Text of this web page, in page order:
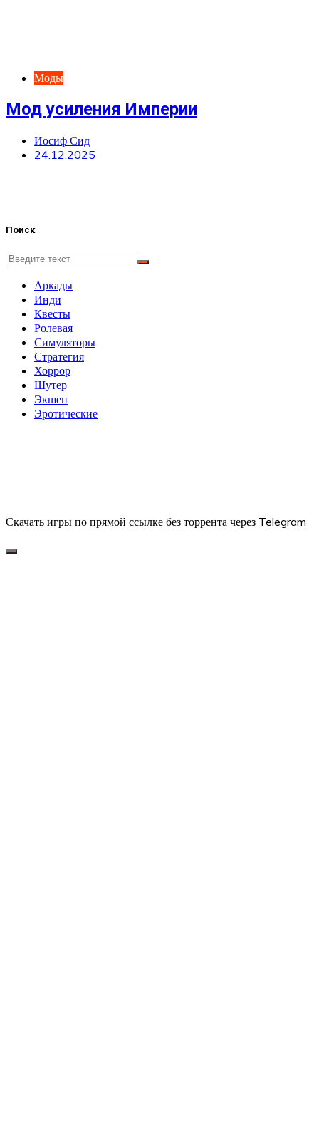
Моды
Мод усиления Империи
Иосиф Сид
24.12.2025
Поиск
Аркады
Инди
Квесты
Ролевая
Симуляторы
Стратегия
Хоррор
Шутер
Экшен
Эротические
Скачать игры по прямой ссылке без торрента через Telegram